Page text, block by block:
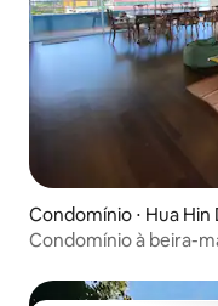
Condomínio ⋅ Hua
Condomínio à beira-